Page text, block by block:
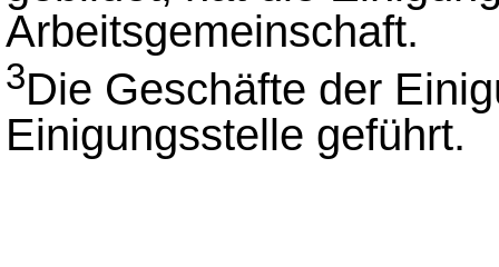
Arbeitsgemeinschaft.
3Die Geschäfte der
Einigungsstelle geführt.